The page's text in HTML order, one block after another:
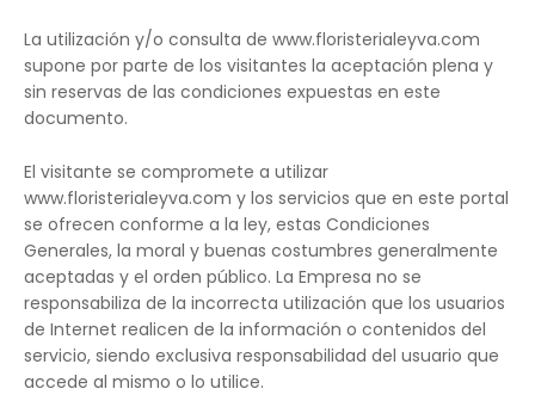
La utilización y/o consulta de www.floristerialeyva.com
supone por parte de los visitantes la aceptación plena y
sin reservas de las condiciones expuestas en este
documento.
El visitante se compromete a utilizar
www.floristerialeyva.com y los servicios que en este portal
se ofrecen conforme a la ley, estas Condiciones
Generales, la moral y buenas costumbres generalmente
aceptadas y el orden público. La Empresa no se
responsabiliza de la incorrecta utilización que los usuarios
de Internet realicen de la información o contenidos del
servicio, siendo exclusiva responsabilidad del usuario que
accede al mismo o lo utilice.